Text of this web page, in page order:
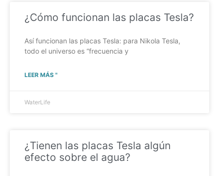
¿Cómo funcionan las placas Tesla?
Así funcionan las placas Tesla: para Nikola Tesla,
todo el universo es “frecuencia y
LEER MÁS "
WaterLife
¿Tienen las placas Tesla algún
efecto sobre el agua?